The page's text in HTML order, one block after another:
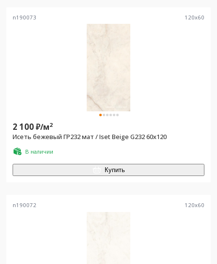
n190073 120x60
2 100₽/м2
Исеть бежевый ГР232 мат / Iset Beige G232 60x120
В наличии
Купить
n190072 120x60